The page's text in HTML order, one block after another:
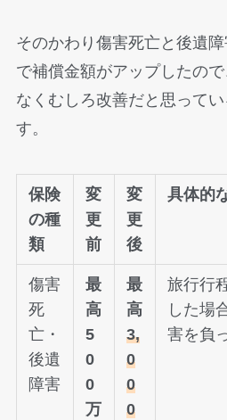
そのかわり傷害死亡と後遺
で補償金額がアップしたの
なくむしろ改善だと思って
す。
保険
の種
類
変
更
前
変
更
後
具体的
傷害
死
亡・
後遺
障害
最
高
5
0
0
万
最
高
3,
0
0
0
旅行行
した場
害を負